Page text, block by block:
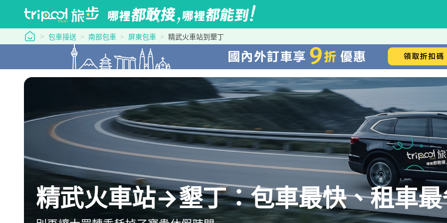
tripool 旅步
包車接送 南部包車 屏東包車 精武火車站到墾丁
精武火車站→墾丁：包車最快、租車